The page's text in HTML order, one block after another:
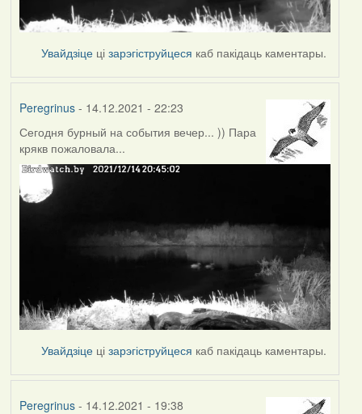
Увайдзіце цізарэгіструйцеся каб пакідаць каментары.
Peregrinus- 14.12.2021 - 22:23
Сегодня бурный на события вечер... )) Пара
крякв пожаловала...
Увайдзіце цізарэгіструйцеся каб пакідаць каментары.
Peregrinus- 14.12.2021 - 19:38